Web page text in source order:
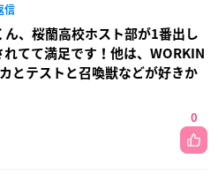
信
ん、桜蘭高校ホスト部が1番出し
てて満足です！他は、WORKIN
とテストと召喚獣などが好きか
0